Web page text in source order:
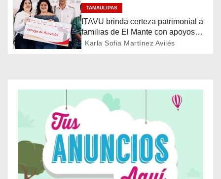
n
d
e
n
d
TAMAULIPAS
ITAVU brinda certeza patrimonial a
familias de El Mante con apoyos
para mejorar sus viviendas
Karla Sofia Martínez Avilés